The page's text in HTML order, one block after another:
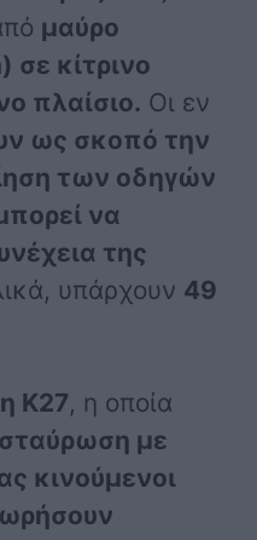
μαύρο
κίτρινο
πλαίσιο. Οι εν
ως σκοπό την
των οδηγών
να
της
υπάρχουν 49
Κ27, η οποία
με
κινούμενοι